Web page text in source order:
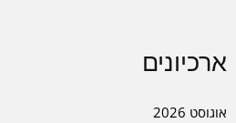
ארכיונים
אוגוסט 2026